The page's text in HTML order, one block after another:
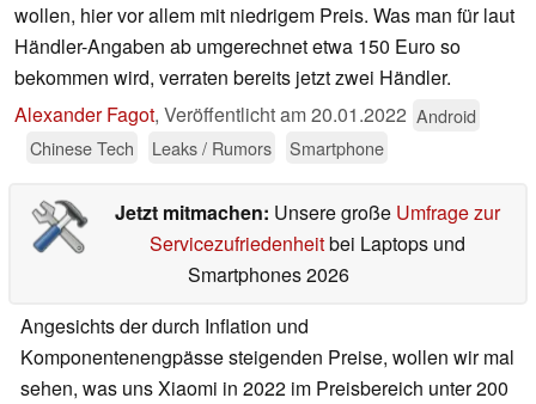
wollen, hier vor allem mit niedrigem Preis. Was man für laut
Händler-Angaben ab umgerechnet etwa 150 Euro so
bekommen wird, verraten bereits jetzt zwei Händler.
Alexander Fagot, Veröffentlicht am20.01.2022 Android
Chinese Tech
Leaks / Rumors Smartphone
Jetzt mitmachen: Unsere große Umfrage zur
Servicezufriedenheitbei Laptops und
Smartphones 2026
Angesichts der durch Inflation und
Komponentenengpässe steigenden Preise, wollen wir mal
sehen, was uns Xiaomi in 2022 im Preisbereich unter 200